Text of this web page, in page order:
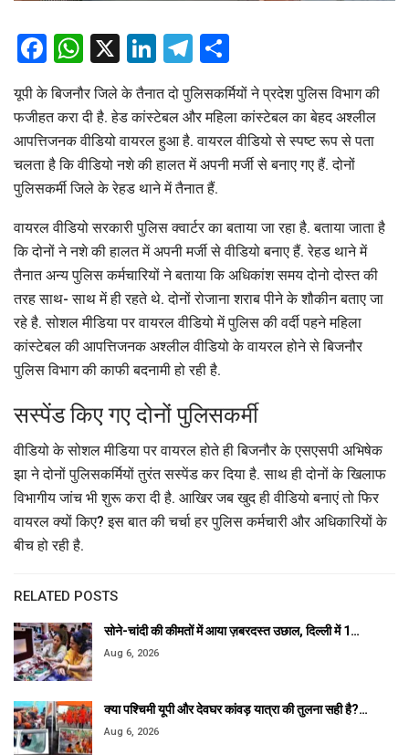
Facebook
WhatsApp
X LinkedIn
Telegram
यूपी के बिजनौर जिले के तैनात दो पुलिसकर्मियों ने प्रदेश पुलिस विभाग की
फजीहत करा दी है. हेड कांस्टेबल और महिला कांस्टेबल का बेहद अश्लील
आपत्तिजनक वीडियो वायरल हुआ है. वायरल वीडियो से स्पष्ट रूप से पता
चलता है कि वीडियो नशे की हालत में अपनी मर्जी से बनाए गए हैं. दोनों
पुलिसकर्मी जिले के रेहड थाने में तैनात हैं.
वायरल वीडियो सरकारी पुलिस क्वार्टर का बताया जा रहा है. बताया जाता है
कि दोनों ने नशे की हालत में अपनी मर्जी से वीडियो बनाए हैं. रेहड थाने में
तैनात अन्य पुलिस कर्मचारियों ने बताया कि अधिकांश समय दोनो दोस्त की
तरह साथ- साथ में ही रहते थे. दोनों रोजाना शराब पीने के शौकीन बताए जा
रहे है. सोशल मीडिया पर वायरल वीडियो में पुलिस की वर्दी पहने महिला
कांस्टेबल की आपत्तिजनक अश्लील वीडियो के वायरल होने से बिजनौर
पुलिस विभाग की काफी बदनामी हो रही है.
सस्पेंड किए गए दोनों पुलिसकर्मी
वीडियो के सोशल मीडिया पर वायरल होते ही बिजनौर के एसएसपी अभिषेक
झा ने दोनों पुलिसकर्मियों तुरंत सस्पेंड कर दिया है. साथ ही दोनों के खिलाफ
विभागीय जांच भी शुरू करा दी है. आखिर जब खुद ही वीडियो बनाएं तो फिर
वायरल क्यों किए? इस बात की चर्चा हर पुलिस कर्मचारी और अधिकारियों के
बीच हो रही है.
RELATED POSTS
सोने-चांदी की कीमतों में आया ज़बरदस्त उछाल, दिल्ली में 1…
Aug 6, 2026
क्या पश्चिमी यूपी और देवघर कांवड़ यात्रा की तुलना सही है?…
Aug 6, 2026